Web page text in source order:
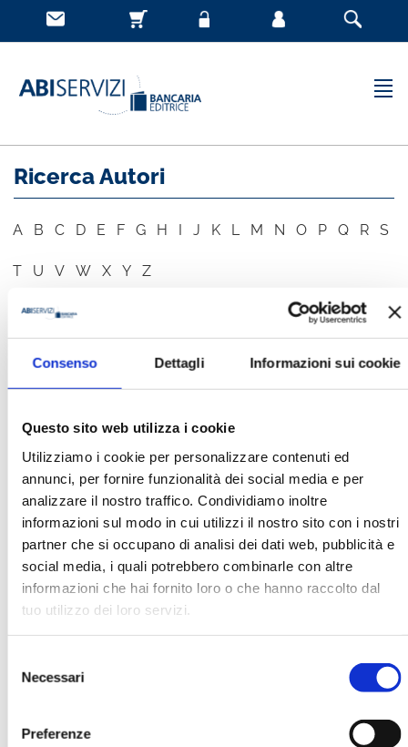
Consenso Dettagli Informazioni sui cookie
Questo sito web utilizza i cookie
Utilizziamo i cookie per personalizzare contenuti ed
annunci, per fornire funzionalità dei social media e per
analizzare il nostro traffico. Condividiamo inoltre
informazioni sul modo in cui utilizzi il nostro sito con i nostri
partner che si occupano di analisi dei dati web, pubblicità e
social media, i quali potrebbero combinarle con altre
informazioni che hai fornito loro o che hanno raccolto dal
tuo utilizzo dei loro servizi.
delNecessari
Preferenze
Ricerca Autori
A B C D E F G H I J K L M N O P Q R S
T U V W X Y Z
AUTORE
Salvatore Lo Giudice
Banca Intesa
Ha pubblicato con noi